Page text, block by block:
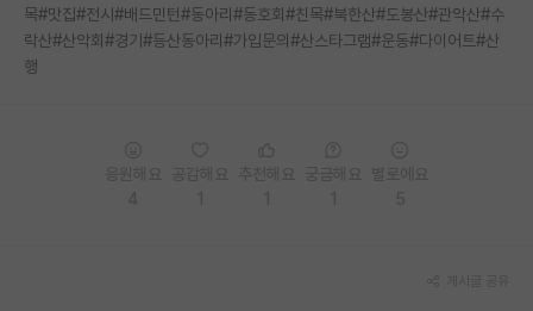
목#맛집#전시#배드민턴#동아리#동호회#친목#북한산#도봉산#관악산#수
락산#산악회#경기#등산동아리#가입문의#산스타그램#운동#다이어트#산
행